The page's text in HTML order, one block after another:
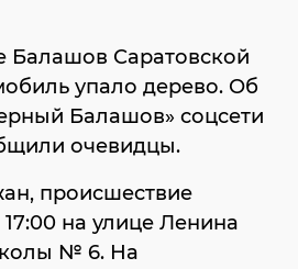
Балашов Саратовской
упало дерево. Об
Балашов» соцсети
очевидцы.
происшествие
на улице Ленина
№ 6. На